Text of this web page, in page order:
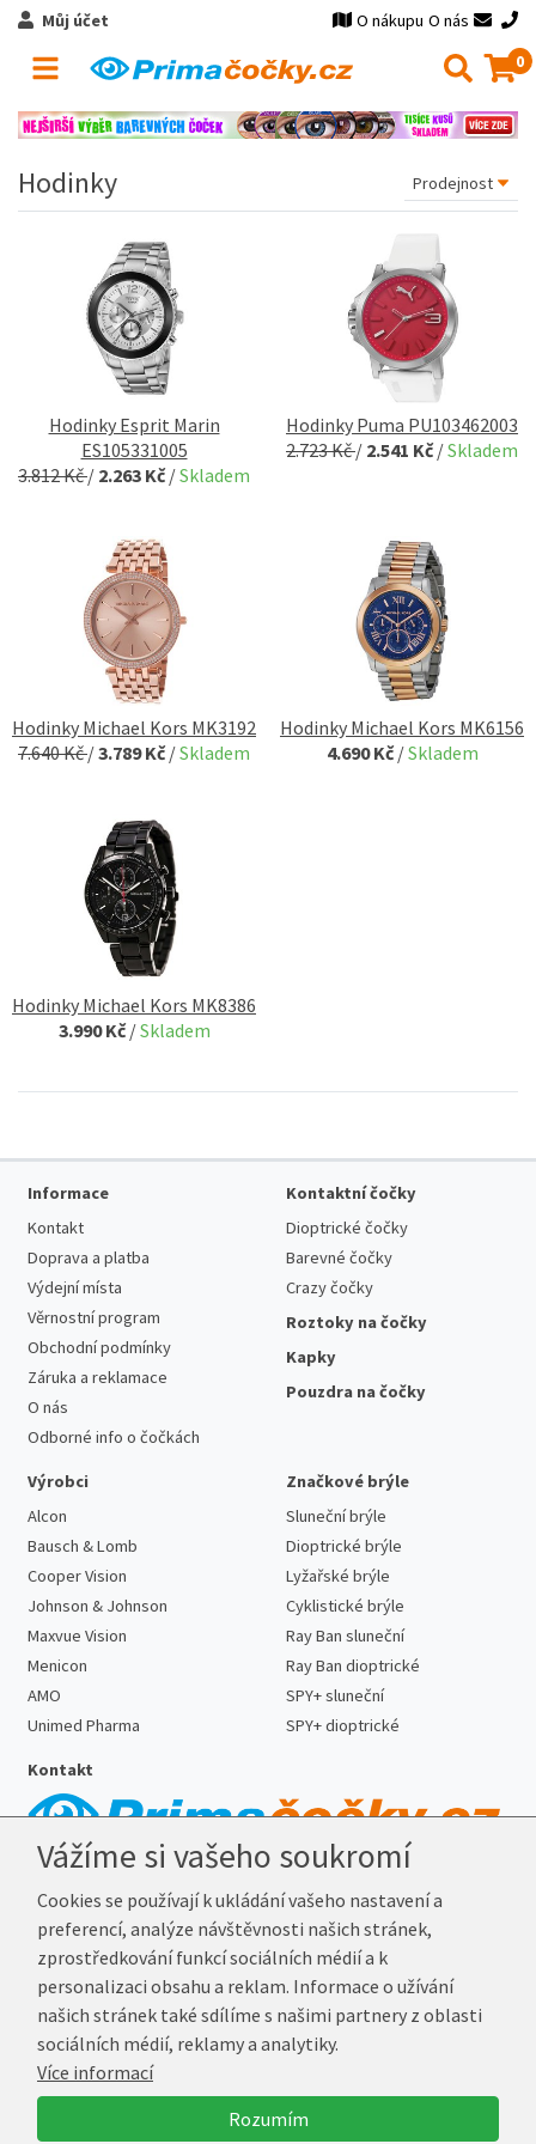
Můj účet O nákupu O nás
0
Hodinky
Hodinky Esprit Marin
ES105331005
3.812 Kč/ 2.263 Kč/Skladem
Hodinky Puma PU103462003
2.723 Kč/ 2.541 Kč/Skladem
Hodinky Michael Kors MK3192
7.640 Kč/3.789 Kč/Skladem
Hodinky Michael Kors MK6156
4.690 Kč/Skladem
Hodinky Michael Kors MK8386
3.990 Kč/Skladem
Informace
Kontakt
Doprava a platba
Výdejní místa
Věrnostní program
Obchodní podmínky
Záruka a reklamace
O nás
Odborné info o čočkách
Kontaktní čočky
Dioptrické čočky
Barevné čočky
Crazy čočky
Roztoky na čočky
Kapky
Pouzdra na čočky
Výrobci
Alcon
Bausch & Lomb
Cooper Vision
Johnson & Johnson
Maxvue Vision
Menicon
AMO
Unimed Pharma
Značkové brýle
Sluneční brýle
Dioptrické brýle
Lyžařské brýle
Cyklistické brýle
Ray Ban sluneční
Ray Ban dioptrické
SPY+ sluneční
SPY+ dioptrické
Kontakt
E-mail:info@prima-cocky.cz
Reklamační adresa
Andrea Votavová
Revoluční 1017
290 01 Poděbrady
© 2026 Prima-Čočky.cz
VytvořilMarek Kebza
Vážíme si vašeho soukromí
Cookies se používají k ukládání vašeho nastavení a
preferencí, analýze návštěvnosti našich stránek,
zprostředkování funkcí sociálních médií a k
personalizaci obsahu a reklam. Informace o užívání
našich stránek také sdílíme s našimi partnery z oblasti
sociálních médií, reklamy a analytiky.
Více informací
Rozumím